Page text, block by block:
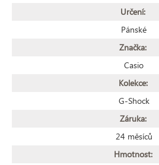
Určení:
Pánské
Značka:
Casio
Kolekce:
G-Shock
Záruka:
24 měsíců
Hmotnost: